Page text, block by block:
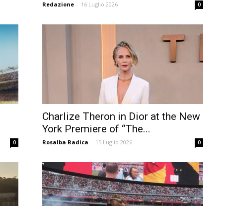
Redazione - 16 Luglio 2026 0
0
Charlize Theron in Dior at the New
York Premiere of “The...
Rosalba Radica - 15 Luglio 2026 0